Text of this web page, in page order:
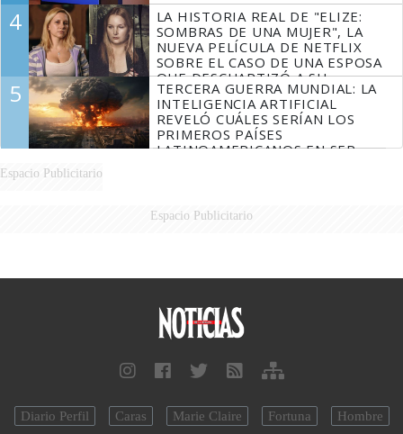
4
LA HISTORIA REAL DE "ELIZE:
SOMBRAS DE UNA MUJER", LA
NUEVA PELÍCULA DE NETFLIX
SOBRE EL CASO DE UNA ESPOSA
QUE DESCUARTIZÓ A SU
MARIDO
5
TERCERA GUERRA MUNDIAL: LA
INTELIGENCIA ARTIFICIAL
REVELÓ CUÁLES SERÍAN LOS
PRIMEROS PAÍSES
LATINOAMERICANOS EN SER
Espacio Publicitario
Espacio Publicitario
Diario Perfil Caras Marie Claire Fortuna Hombre